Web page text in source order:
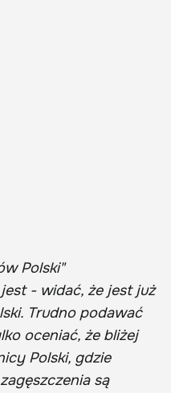
Polski"
- widać, że jest już
Trudno podawać
oceniać, że bliżej
Polski, gdzie
są